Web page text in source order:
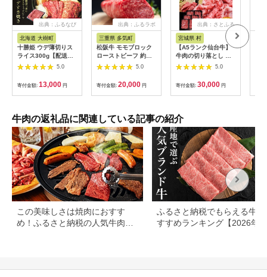
出典：ふるなび
北海道 大樹町
十勝姫 ウデ薄切りス
ライス300g【配送不
可地域：離島】
【1397674】
5.0
寄付金額: 13,000 円
出典：ふるラボ
三重県 多気町
松阪牛 モモブロック
ローストビーフ 約
500g 国産牛 和牛 ブ
ランド牛 JGAP家
畜・畜産物 農場
HACCP認証農場 牛肉
肉 高級 人気 おすすめ
日本三大和牛 松阪 松
坂牛 松坂 モモ ビーフ
シチュー カレー 霜降
り 三重県 多気町 SS-
32
5.0
寄付金額: 20,000 円
出典：さとふる
宮城県 村
【A5ランク仙台牛】
牛肉の切り落とし 合
計1.8kg(300g×6) 小
分けで使い勝手も◎
5.0
寄付金額: 30,000 円
牛肉の返礼品に関連している記事の紹介
この美味しさは焼肉におすす
め！ふるさと納税の人気牛肉還
ふるさと納税でもらえる牛肉
すすめランキング【2026年